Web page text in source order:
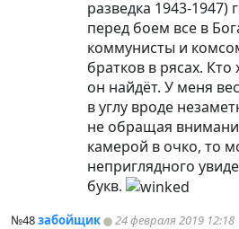
разведка 1943-1947)
перед боем все в
коммунисты и
братков в рясах.
он найдёт. У меня
в углу вроде
не обращая
камерой в очко, то
неприглядного
букв.
№48забойщик 24 февраля 2019 12:18